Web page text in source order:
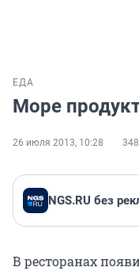
ЕДА
Море
26 июля 2013, 10:28 348
NGS.RU без
В ресторанах